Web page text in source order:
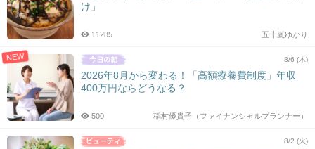
け」
五十嵐ゆかり
11285
NEW 8/6 (木)
2026年8月から変わる！「高額療養費制度」年収
400万円ならどうなる？
稲村優貴子（ファイナンシャルプランナー）
500
8/2 (火)